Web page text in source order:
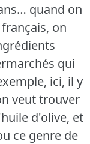
quand on
on
qui
ici, il y
veut trouver
d'olive, et
ce genre de